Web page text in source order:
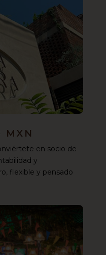
en socio de
y
flexible y pensado